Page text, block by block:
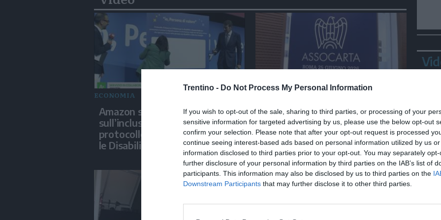
Trentino - Do Not Process My Personal Information
If you wish to opt-out of the sale, sharing to third parties, or processing of your
sensitive information for targeted advertising by us, please use the below opt-out
confirm your selection. Please note that after your opt-out request is processed
continue seeing interest-based ads based on personal information utilized by us
information disclosed to third parties prior to your opt-out. You may separately
further disclosure of your personal information by third parties on the IAB’s list of
participants. This information may also be disclosed by us to third parties on the
Downstream Participants that may further disclose it to other third parties.
ECONOMIA
Amazon scommette
sull’inclusione e firma un
protocollo con il ministero per
le Disabilità
ECONOMIA
Assocarta, nel 2025
produzione carta cala del
2,2%, importazioni +7,5%